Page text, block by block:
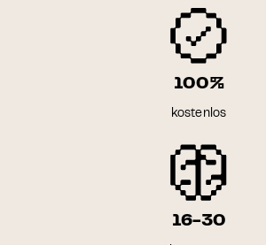
100%
kostenlos
16-30